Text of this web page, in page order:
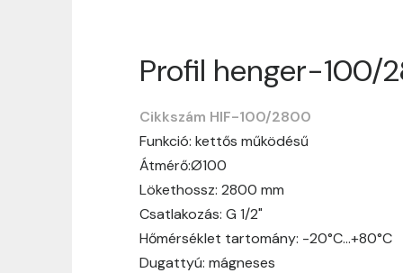
Profil henger-100/
Cikkszám HIF-100/2800
Funkció: kettős működésű
Átmérő:Ø100
Lökethossz: 2800 mm
Csatlakozás: G 1/2"
Hőmérséklet tartomány: -20°C…+80°C
Dugattyú: mágneses
Szállítási
Nagyon köszönjük, hogy
vásárlásotok gördülékenyen és
hosszabb ideig tart, előre
Szállítási díj:
A szállítási díj függ
megtekinthetitek, mielőtt a